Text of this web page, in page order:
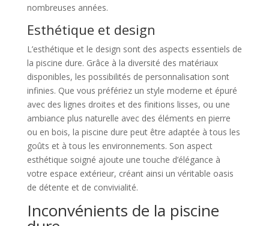
nombreuses années.
Esthétique et design
L’esthétique et le design sont des aspects essentiels de
la piscine dure. Grâce à la diversité des matériaux
disponibles, les possibilités de personnalisation sont
infinies. Que vous préfériez un style moderne et épuré
avec des lignes droites et des finitions lisses, ou une
ambiance plus naturelle avec des éléments en pierre
ou en bois, la piscine dure peut être adaptée à tous les
goûts et à tous les environnements. Son aspect
esthétique soigné ajoute une touche d’élégance à
votre espace extérieur, créant ainsi un véritable oasis
de détente et de convivialité.
Inconvénients de la piscine